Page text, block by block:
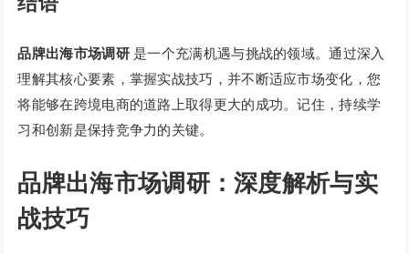
品牌出海市场调研是一个充满机遇与挑战的领域。通过深入
理解其核心要素，掌握实战技巧，并不断适应市场变化，您
将能够在跨境电商的道路上取得更大的成功。记住，持续学
习和创新是保持竞争力的关键。
品牌出海市场调研：深度解析与实
战技巧